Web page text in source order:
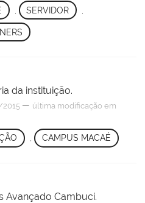
SERVIDOR
da instituição.
— última modificação em
, CAMPUS MACAÉ
Avançado Cambuci.